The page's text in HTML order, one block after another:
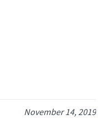
November 14, 2019